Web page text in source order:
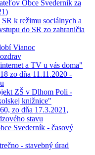
Obce Svederník za
k režimu sociálnych a
do SR zo zahraničia
Vianoc
a TV u vás doma"
zo dňa 11.11.2020 -
ZŠ v Dlhom Poli -
knižnice"
zo dňa 17.3.2021,
stavu
Svederník - časový
- stavebný úrad